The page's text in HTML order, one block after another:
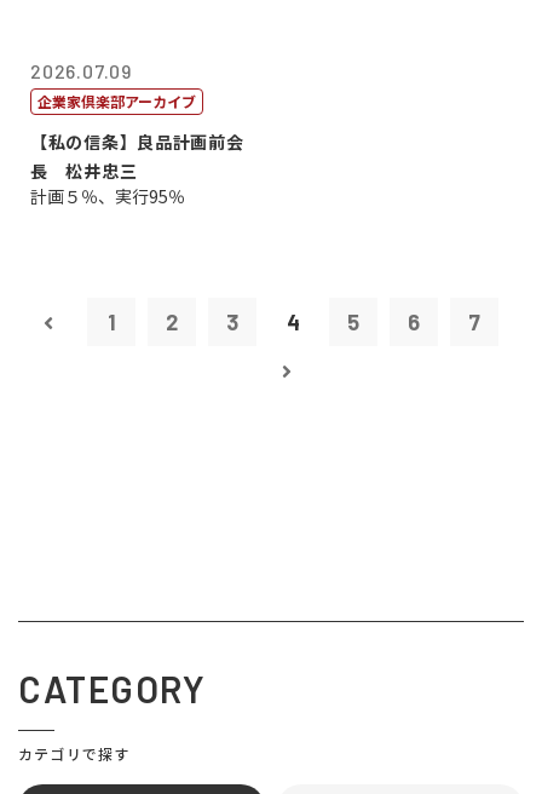
2026.07.09
企業家倶楽部アーカイブ
【私の信条】良品計画前会
長 松井忠三
計画５％、実行95％
1 2 3 4 5 6 7
CATEGORY
カテゴリで探す